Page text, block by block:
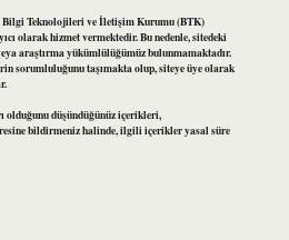
Bilgi Teknolojileri ve İletişim Kurumu (BTK)
olarak hizmet vermektedir. Bu nedenle, sitedeki
araştırma yükümlülüğümüz bulunmamaktadır.
sorumluluğunu taşımakta olup, siteye üye olarak
olduğunu düşündüğünüz içerikleri,
bildirmeniz halinde, ilgili içerikler yasal süre